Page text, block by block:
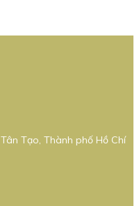
Tạo, Thành phố Hồ Chí